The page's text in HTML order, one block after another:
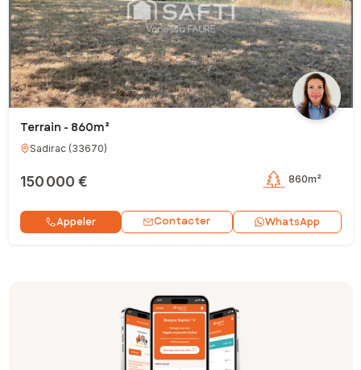
Terrain - 860m²
Sadirac(33670)
150 000 € 860m²
Appeler Contacter WhatsApp